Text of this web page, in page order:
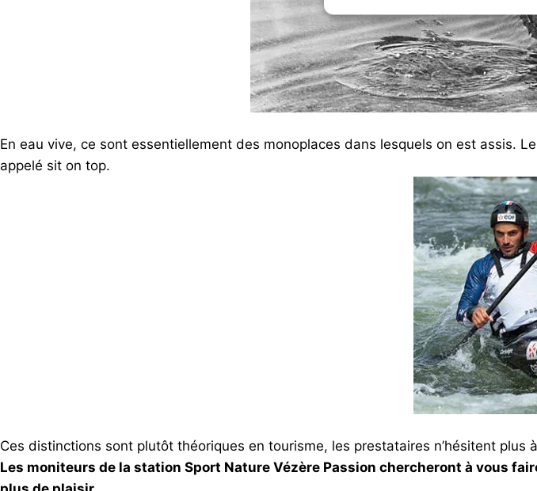
En eau vive, ce sont essentiellement des monoplaces dans lesquels on est assis.
appelé sit on top.
Ces distinctions sont plutôt théoriques en tourisme, les prestataires n’hésitent
Les moniteurs de la station Sport Nature Vézère Passion chercheront à vous